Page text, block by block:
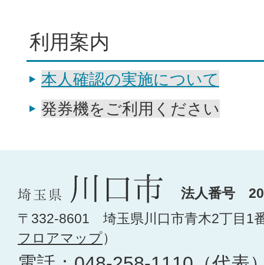
利用案内
本人確認の実施について
発券機をご利用ください
法人番号
〒332-8601 埼玉県川口市青木2丁目1
フロアマップ）